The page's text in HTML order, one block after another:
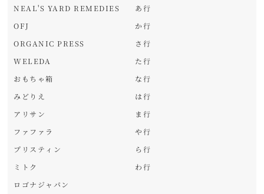
NEAL'S YARD REMEDIES
OFJ
ORGANIC PRESS
WELEDA
おもちゃ箱
みどりえ
アリサン
ファファラ
プリスティン
ミトク
ロゴナジャパン
あ行
か行
さ行
た行
な行
は行
ま行
や行
ら行
わ行